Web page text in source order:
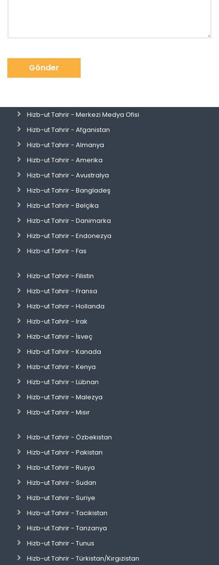
Gönder
Hizb-ut Tahrir - Merkezi Medya Ofisi
Hizb-ut Tahrir - Afganistan
Hizb-ut Tahrir - Almanya
Hizb-ut Tahrir - Amerika
Hizb-ut Tahrir - Avustralya
Hizb-ut Tahrir - Bangladeş
Hizb-ut Tahrir - Belçika
Hizb-ut Tahrir - Danimarka
Hizb-ut Tahrir - Endonezya
Hizb-ut Tahrir - Fas
Hizb-ut Tahrir - Filistin
Hizb-ut Tahrir - Fransa
Hizb-ut Tahrir - Hollanda
Hizb-ut Tahrir - Irak
Hizb-ut Tahrir - İsveç
Hizb-ut Tahrir - Kanada
Hizb-ut Tahrir - Kenya
Hizb-ut Tahrir - Lübnan
Hizb-ut Tahrir - Malezya
Hizb-ut Tahrir - Mısır
Hizb-ut Tahrir - Özbekistan
Hizb-ut Tahrir - Pakistan
Hizb-ut Tahrir - Rusya
Hizb-ut Tahrir - Sudan
Hizb-ut Tahrir - Suriye
Hizb-ut Tahrir - Tacikistan
Hizb-ut Tahrir - Tanzanya
Hizb-ut Tahrir - Tunus
Hizb-ut Tahrir - Türkistan/Kırgızistan